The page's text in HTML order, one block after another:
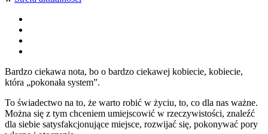
Bardzo ciekawa nota, bo o bardzo ciekawej kobiecie, kobiecie,
która „pokonała system”.
To świadectwo na to, że warto robić w życiu, to, co dla nas ważne.
Można się z tym chceniem umiejscowić w rzeczywistości, znaleźć
dla siebie satysfakcjonujące miejsce, rozwijać się, pokonywać pory